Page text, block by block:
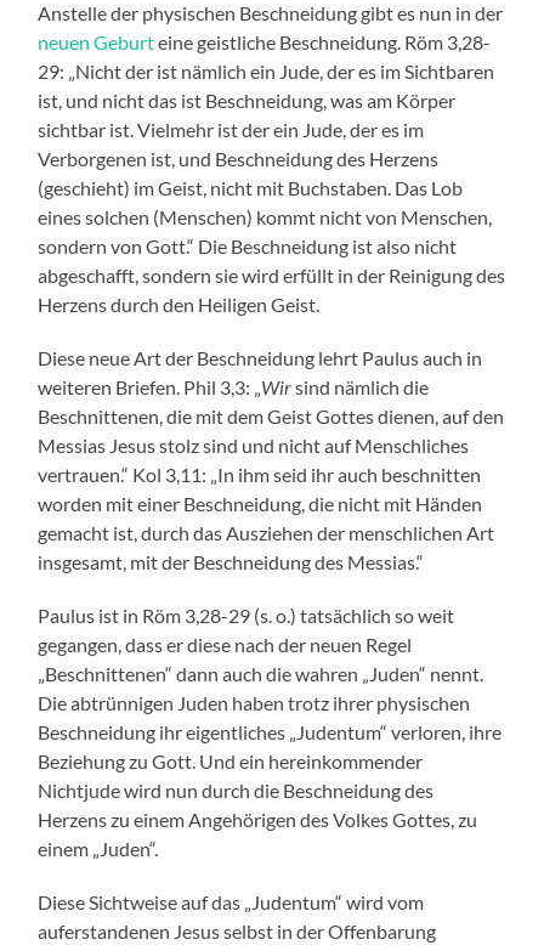
Anstelle der physischen Beschneidung gibt es nun in der
neuen Geburteine geistliche Beschneidung. Röm 3,28-
29: „Nicht der ist nämlich ein Jude, der es im Sichtbaren
ist, und nicht das ist Beschneidung, was am Körper
sichtbar ist. Vielmehr ist der ein Jude, der es im
Verborgenen ist, und Beschneidung des Herzens
(geschieht) im Geist, nicht mit Buchstaben. Das Lob
eines solchen (Menschen) kommt nicht von Menschen,
sondern von Gott.“ Die Beschneidung ist also nicht
abgeschafft, sondern sie wird erfüllt in der Reinigung des
Herzens durch den Heiligen Geist.
Diese neue Art der Beschneidung lehrt Paulus auch in
weiteren Briefen. Phil 3,3: „Wirsind nämlich die
Beschnittenen, die mit dem Geist Gottes dienen, auf den
Messias Jesus stolz sind und nicht auf Menschliches
vertrauen.“ Kol 3,11: „In ihm seid ihr auch beschnitten
worden mit einer Beschneidung, die nicht mit Händen
gemacht ist, durch das Ausziehen der menschlichen Art
insgesamt, mit der Beschneidung des Messias.“
Paulus ist in Röm 3,28-29 (s. o.) tatsächlich so weit
gegangen, dass er diese nach der neuen Regel
„Beschnittenen“ dann auch die wahren „Juden“ nennt.
Die abtrünnigen Juden haben trotz ihrer physischen
Beschneidung ihr eigentliches „Judentum“ verloren, ihre
Beziehung zu Gott. Und ein hereinkommender
Nichtjude wird nun durch die Beschneidung des
Herzens zu einem Angehörigen des Volkes Gottes, zu
einem „Juden“.
Diese Sichtweise auf das „Judentum“ wird vom
auferstandenen Jesus selbst in der Offenbarung